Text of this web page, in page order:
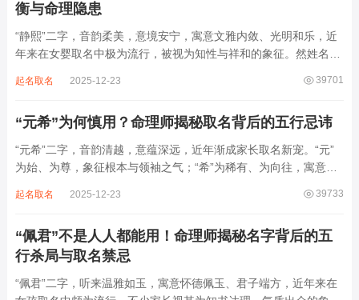
衡与命理隐患
“静熙”二字，音韵柔美，意境安宁，寓意文雅内敛、光明和乐，近
年来在女婴取名中极为流行，被视为知性与祥和的象征。然姓名命
象，实藏金水偏寒、火气受制之弊，若不顾八字强弱，盲目套用，
39701
起名取名 2025-12-23
“元希”为何慎用？命理师揭秘取名背后的五行忌讳
“元希”二字，音韵清越，意蕴深远，近年渐成家长取名新宠。“元”
为始、为尊，象征根本与领袖之气；“希”为稀有、为向往，寓意卓
象。然姓名非止文雅，实为命理气场之枢纽。一字之选，关乎运途
39733
起名取名 2025-12-23
“佩君”不是人人都能用！命理师揭秘名字背后的五
行杀局与取名禁忌
“佩君”二字，听来温雅如玉，寓意怀德佩玉、君子端方，近年来在